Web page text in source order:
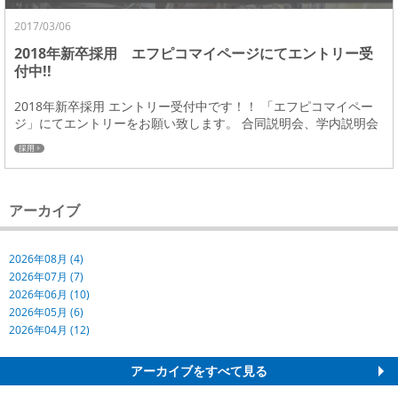
2017/03/06
2018年新卒採用 エフピコマイページにてエントリー受
付中!!
2018年新卒採用 エントリー受付中です！！ 「エフピコマイペー
ジ」にてエントリーをお願い致します。 合同説明会、学内説明会
にも参加します！ 「エフピコの魅力」...
採用
アーカイブ
2026年08月 (4)
2026年07月 (7)
2026年06月 (10)
2026年05月 (6)
2026年04月 (12)
アーカイブをすべて見る